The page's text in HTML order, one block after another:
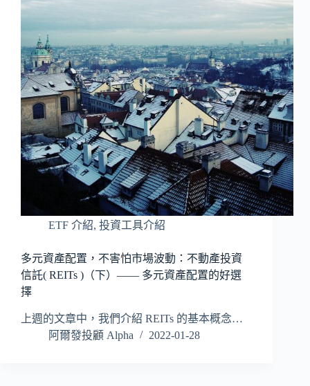
ETF 介紹, 投資工具介紹
多元資產配置，不害怕市場波動：不動產投資
信託( REITs )（下）—— 多元資產配置的好選
擇
上週的文章中，我們介紹 REITs 的基本概念…
阿爾發投顧 Alpha
2022-01-28